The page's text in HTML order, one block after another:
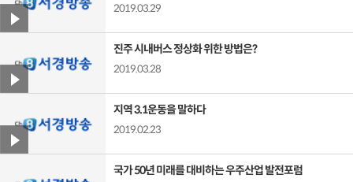
2019.03.29
진주 시내버스 정상화 위한 방법은?
2019.03.28
지역 3.1운동을 말하다
2019.02.23
국가 50년 미래를 대비하는 우주산업 발전포럼